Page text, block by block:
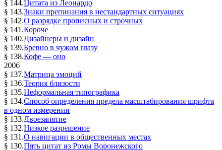
§ 144.Цитата из Леонардо
§ 143.Знаки препинания в нестандартных ситуациях
§ 142.О разрядке прописных и строчных
§ 141.Короче
§ 140.Дизайнеры и дизайн
§ 139.Бревно в чужом глазу
§ 138.Кофе — оно
2006
§ 137.Матрица эмоций
§ 136.Теория близости
§ 135.Неформальная типографика
§ 134.Способ определения предела масштабирования шрифта
в одном измерении
§ 133.Двоезапятие
§ 132.Низкое разрешение
§ 131.О навигации в общественных местах
§ 130.Пять цитат из Ромы Воронежского